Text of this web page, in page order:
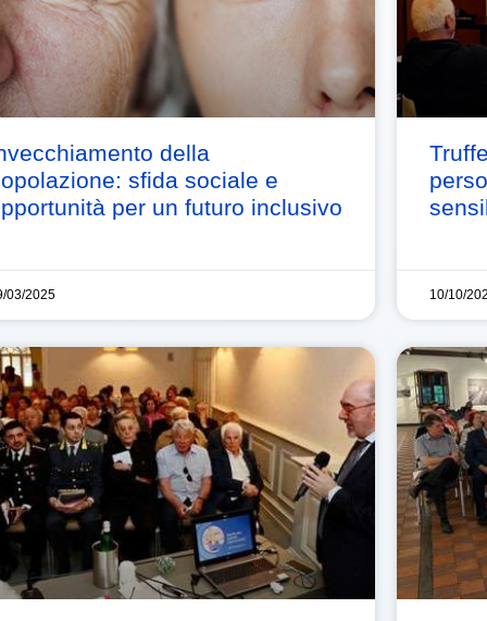
della
sfida sociale e
per un futuro inclusivo
03/2025 10/10/